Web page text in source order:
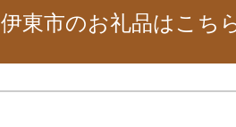
伊東市のお礼品はこち